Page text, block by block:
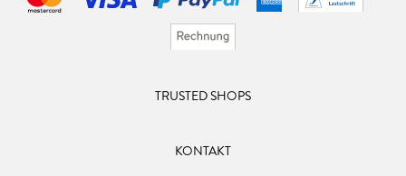
TRUSTED SHOPS
KONTAKT